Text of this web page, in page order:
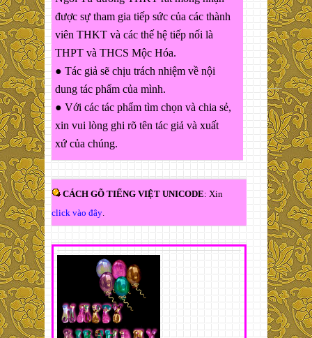
được sự tham gia tiếp sức của các thành
viên THKT và các thế hệ tiếp nối là
THPT và THCS Mộc Hóa.
● Tác giả sẽ chịu trách nhiệm về nội
dung tác phẩm của mình.
● Với các tác phẩm tìm chọn và chia sẻ,
xin vui lòng ghi rõ tên tác giả và xuất
xứ của chúng.
CÁCH GÕ TIẾNG VIỆT UNICODE: Xin
click vào đây